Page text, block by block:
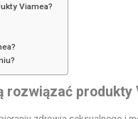
Viamea?
rozwiązać produkty